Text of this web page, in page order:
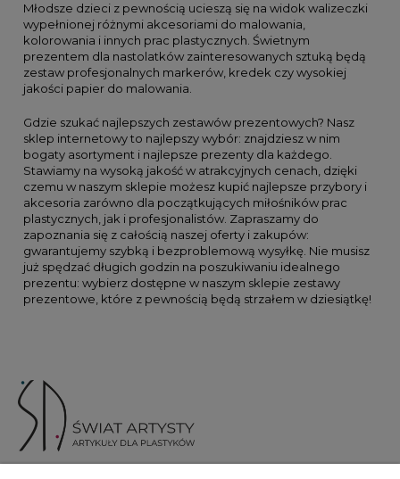
Młodsze dzieci z pewnością ucieszą się na widok walizeczki
wypełnionej różnymi akcesoriami do malowania,
kolorowania i innych prac plastycznych. Świetnym
prezentem dla nastolatków zainteresowanych sztuką będą
zestaw profesjonalnych markerów, kredek czy wysokiej
jakości papier do malowania.
Gdzie szukać najlepszych zestawów prezentowych? Nasz
sklep internetowy to najlepszy wybór: znajdziesz w nim
bogaty asortyment i najlepsze prezenty dla każdego.
Stawiamy na wysoką jakość w atrakcyjnych cenach, dzięki
czemu w naszym sklepie możesz kupić najlepsze przybory i
akcesoria zarówno dla początkujących miłośników prac
plastycznych, jak i profesjonalistów. Zapraszamy do
zapoznania się z całością naszej oferty i zakupów:
gwarantujemy szybką i bezproblemową wysyłkę. Nie musisz
już spędzać długich godzin na poszukiwaniu idealnego
prezentu: wybierz dostępne w naszym sklepie zestawy
prezentowe, które z pewnością będą strzałem w dziesiątkę!